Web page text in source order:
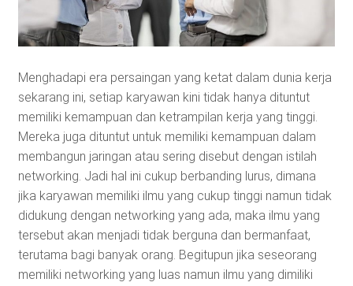
Menghadapi era persaingan yang ketat dalam dunia kerja
sekarang ini, setiap karyawan kini tidak hanya dituntut
memiliki kemampuan dan ketrampilan kerja yang tinggi.
Mereka juga dituntut untuk memiliki kemampuan dalam
membangun jaringan atau sering disebut dengan istilah
networking. Jadi hal ini cukup berbanding lurus, dimana
jika karyawan memiliki ilmu yang cukup tinggi namun tidak
didukung dengan networking yang ada, maka ilmu yang
tersebut akan menjadi tidak berguna dan bermanfaat,
terutama bagi banyak orang. Begitupun jika seseorang
memiliki networking yang luas namun ilmu yang dimiliki